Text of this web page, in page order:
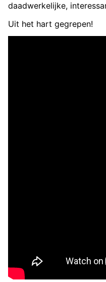
daadwerkelijke,
Uit het hart gegrepen!